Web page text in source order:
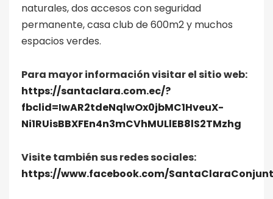
naturales, dos accesos con seguridad
permanente, casa club de 600m2 y muchos
espacios verdes.
Para mayor información visitar el sitio web:
https://santaclara.com.ec/?
fbclid=IwAR2tdeNqlwOx0jbMC1HveuX-
Ni1RUisBBXFEn4n3mCVhMULlEB8lS2TMzhg
Visite también sus redes sociales:
https://www.facebook.com/